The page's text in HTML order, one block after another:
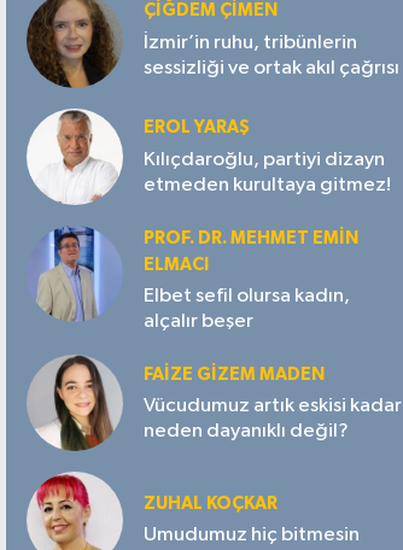
ÇIĞDEM ÇIMEN
İzmir’in ruhu, tribünlerin
sessizliği ve ortak akıl çağrısı
EROL YARAŞ
Kılıçdaroğlu, partiyi dizayn
etmeden kurultaya gitmez!
PROF. DR. MEHMET EMIN
ELMACI
Elbet sefil olursa kadın,
alçalır beşer
FAIZE GIZEM MADEN
Vücudumuz artık eskisi kadar
neden dayanıklı değil?
ZUHAL KOÇKAR
Umudumuz hiç bitmesin